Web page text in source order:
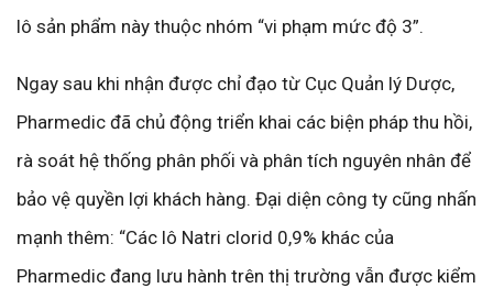
lô sản phẩm này thuộc nhóm “vi phạm mức độ 3”.
Ngay sau khi nhận được chỉ đạo từ Cục Quản lý Dược,
Pharmedic đã chủ động triển khai các biện pháp thu hồi,
rà soát hệ thống phân phối và phân tích nguyên nhân để
bảo vệ quyền lợi khách hàng. Đại diện công ty cũng nhấn
mạnh thêm: “Các lô Natri clorid 0,9% khác của
Pharmedic đang lưu hành trên thị trường vẫn được kiểm